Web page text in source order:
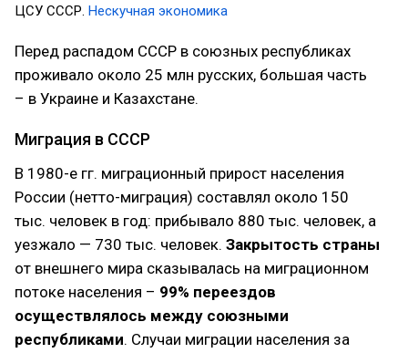
ЦСУ СССР. Нескучная экономика
Перед распадом СССР в союзных республиках
проживало около 25 млн русских, большая часть
– в Украине и Казахстане.
Миграция в СССР
В 1980-е гг. миграционный прирост населения
России (нетто-миграция) составлял около 150
тыс. человек в год: прибывало 880 тыс. человек, а
уезжало — 730 тыс. человек. Закрытость страны
от внешнего мира сказывалась на миграционном
потоке населения – 99% переездов
осуществлялось между союзными
республиками. Случаи миграции населения за